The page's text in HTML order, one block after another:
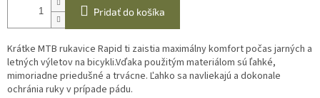
Pridať do košíka
Krátke MTB rukavice Rapid ti zaistia maximálny komfort počas jarných a
letných výletov na bicykli.Vďaka použitým materiálom sú ľahké,
mimoriadne priedušné a trvácne. Ľahko sa navliekajú a dokonale
ochránia ruky v prípade pádu.